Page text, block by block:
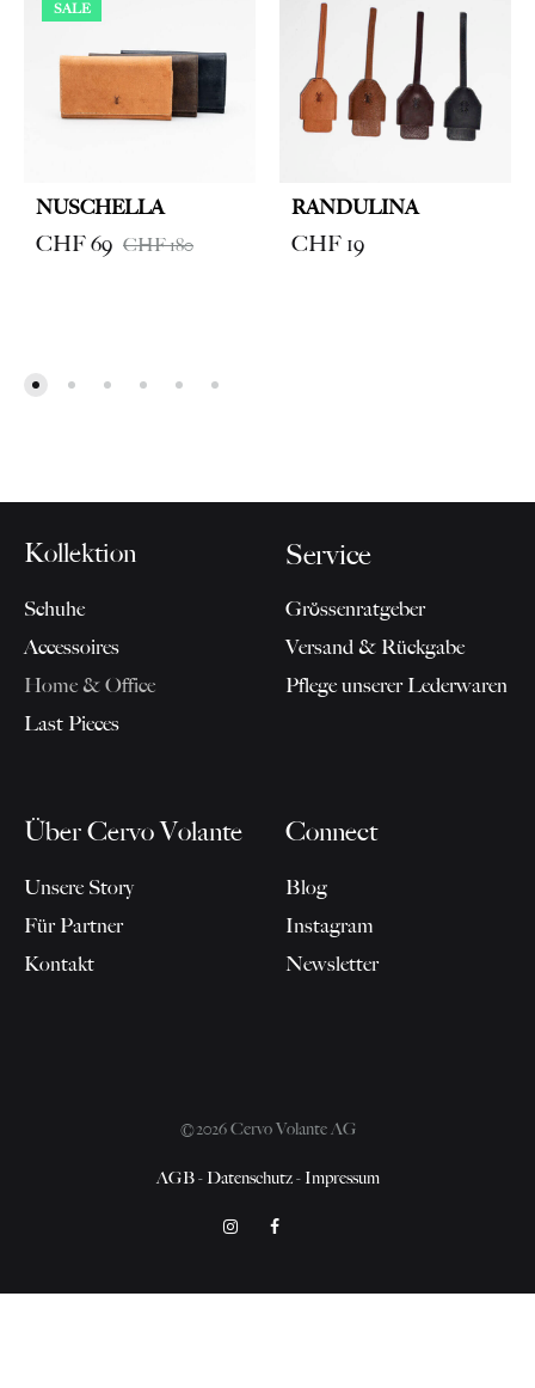
SALE
NUSCHELLA
CHF69 CHF180
RANDULINA
CHF 19
Kollektion
Schuhe
Accessoires
Home & Office
Last Pieces
Service
Grössenratgeber
Versand & Rückgabe
Pflege unserer Lederwaren
Über Cervo Volante
Unsere Story
Für Partner
Kontakt
Connect
Blog
Instagram
Newsletter
InstagramFacebook
©2026 Cervo Volante AG
AGB- Datenschutz- Impressum